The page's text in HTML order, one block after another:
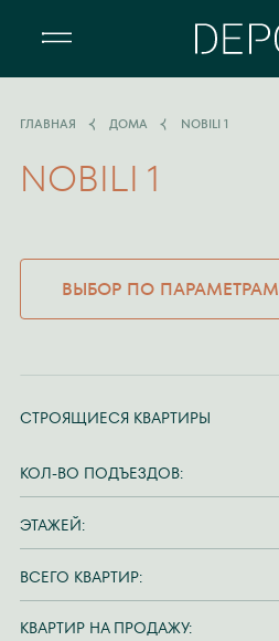
ГЛАВНАЯ ДОМА NOBILI 1
NOBILI 1
ВЫБОР ПО ПАРАМЕТРАМ
СТРОЯЩИЕСЯ КВАРТИРЫ
КОЛ-ВО ПОДЪЕЗДОВ:
ЭТАЖЕЙ:
ВСЕГО КВАРТИР:
КВАРТИР НА ПРОДАЖУ: